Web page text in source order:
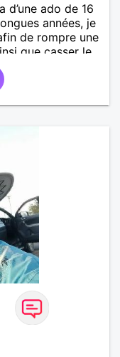
d’une ado de 16
années, je
de rompre une
que casser le
décliner en des
fera son
philosophe
de qualités
honnête,
compréhensif : je
Mais ne vous
que
pas de seconde
».
maniaque ainsi
efforts. Rien de
suis un
le souhaitez,
J’en serai